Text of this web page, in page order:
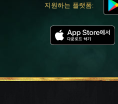
지원하는 플랫폼: